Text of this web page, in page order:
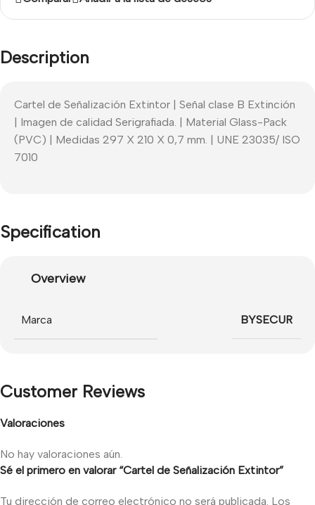
Description
Cartel de Señalización Extintor | Señal clase B Extinción
| Imagen de calidad Serigrafiada. | Material Glass-Pack
(PVC) | Medidas 297 X 210 X 0,7 mm. | UNE 23035/ ISO
7010
Specification
Overview
Marca BYSECUR
Customer Reviews
Valoraciones
No hay valoraciones aún.
Sé el primero en valorar “Cartel de Señalización Extintor”
Tu dirección de correo electrónico no será publicada. Los